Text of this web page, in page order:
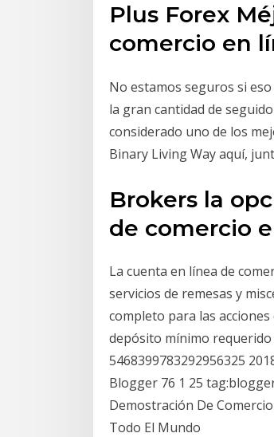
Plus Forex
comercio en
No estamos seguros si
la gran cantidad de
considerado uno de los
Binary Living Way aquí,
Brokers la
de comercio
La cuenta en línea de
servicios de remesas y
completo para las
depósito mínimo
5468399783292956325
Blogger 76 1 25
Demostración De
Todo El Mundo